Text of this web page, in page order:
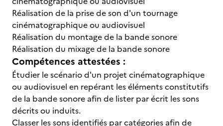
Réalisation de la prise de son d'un tournage
cinématographique ou audiovisuel
Réalisation du montage de la bande sonore
Réalisation du mixage de la bande sonore
Compétences attestées :
Étudier le scénario d'un projet cinématographique
ou audiovisuel en repérant les éléments constitutifs
de la bande sonore afin de lister par écrit les sons
décrits ou induits.
Classer les sons identifiés par catégories afin de